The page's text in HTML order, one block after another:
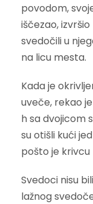
povodom,
iščezao,
svedočili u
na licu mesta.
Kada je
uveče, rekao
h sa dvojicom
su otišli kući
pošto je krivcu
Svedoci nisu
lažnog